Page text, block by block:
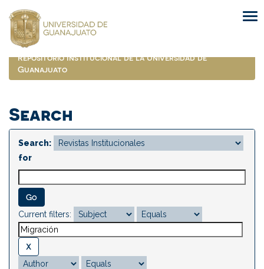
navigation
Repositorio Institucional de la Universidad de
Guanajuato
Search
Search:
for
Current filters: